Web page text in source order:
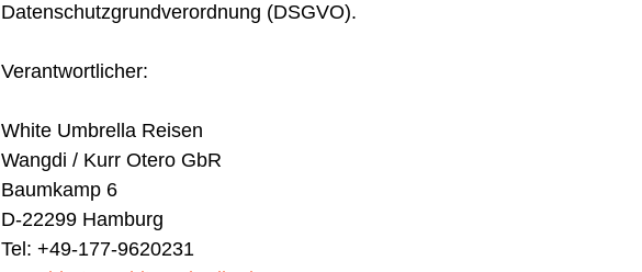
Datenschutzgrundverordnung (DSGVO).
Verantwortlicher:
White Umbrella Reisen
Wangdi / Kurr Otero GbR
Baumkamp 6
D-22299 Hamburg
Tel: +49-177-9620231